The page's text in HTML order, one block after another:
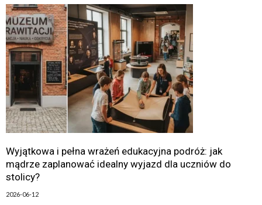
Wyjątkowa i pełna wrażeń edukacyjna podróż: jak
mądrze zaplanować idealny wyjazd dla uczniów do
stolicy?
2026-06-12